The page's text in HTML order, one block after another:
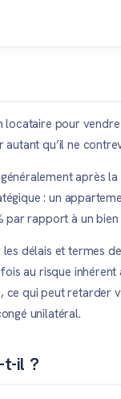
pour
qu’il ne
après
: un
par rapport à un
délais et termes
au risque
qui peut
unilatéral.
t-il ?